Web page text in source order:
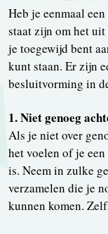
Heb je eenmaal
staat zijn om het
je toegewijd bent
kunt staan. Er zijn
besluitvorming in
1. Niet genoeg
Als je niet over
het voelen of je
is. Neem in zulke
verzamelen die je
kunnen komen.